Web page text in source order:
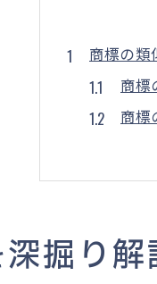
商標の類
商標
商標
商
商標
商標
専門家が
掘り解